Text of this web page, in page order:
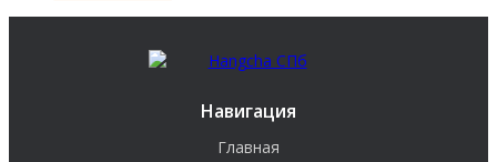
Навигация
Главная